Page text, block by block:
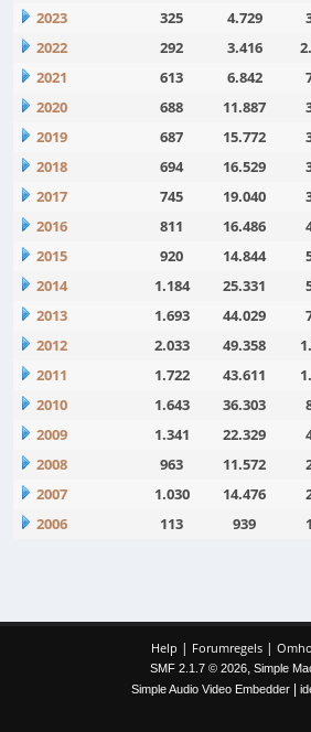
2023
325 4.729
2022
292 3.416
2021
613 6.842
2020
688 11.887
2019
687 15.772
2018
694 16.529
2017
745 19.040
2016
811 16.486
2015
920 14.844
2014
1.184 25.331
2013
1.693 44.029
2012
2.033 49.358
2011
1.722 43.611
2010
1.643 36.303
2009
1.341 22.329
2008
963 11.572
2007
1.030 14.476
2006
113 939
Help | Forumregels |
SMF 2.1.7 © 2026, Simple
Simple Audio Video Embedder